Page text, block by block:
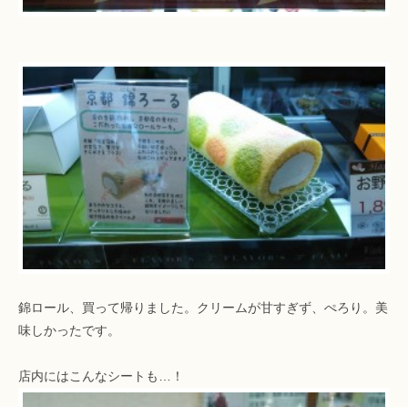
錦ロール、買って帰りました。クリームが甘すぎず、ぺろり。美
味しかったです。
店内にはこんなシートも…！